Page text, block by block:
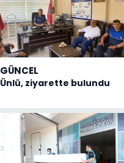
GÜNCEL
Ünlü, ziyarette bulundu